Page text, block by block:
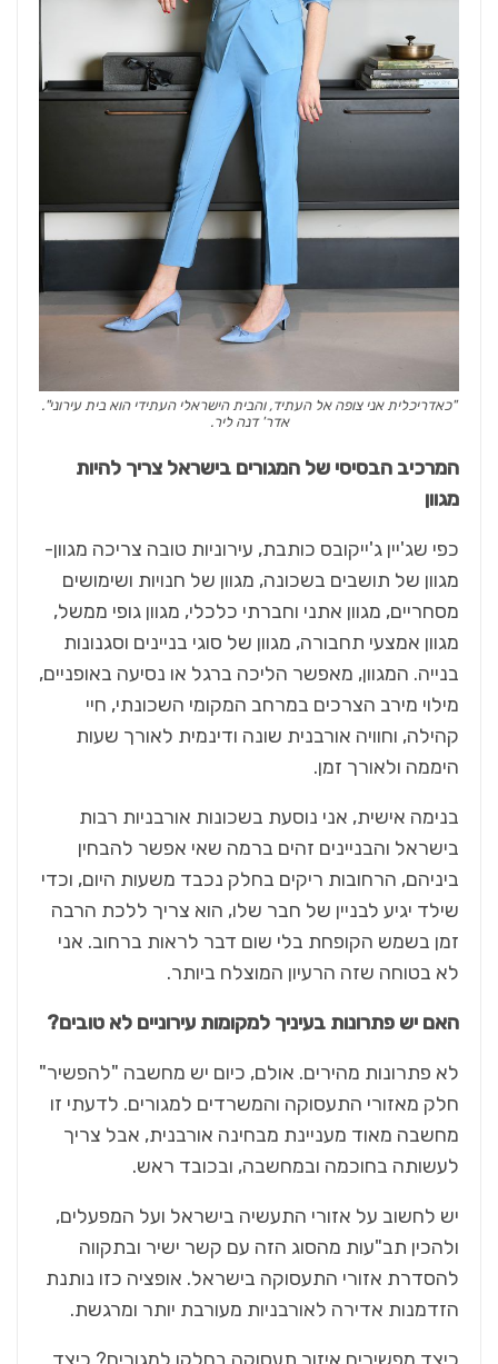
"כאדריכלית אני צופה אל העתיד, והבית הישראלי העתידי הוא בית עירוני".
אדר' דנה ליר.
המרכיב הבסיסי של המגורים בישראל צריך להיות
מגוון
כפי שג'יין ג'ייקובס כותבת, עירוניות טובה צריכה מגוון-
מגוון של תושבים בשכונה, מגוון של חנויות ושימושים
מסחריים, מגוון אתני וחברתי כלכלי, מגוון גופי ממשל,
מגוון אמצעי תחבורה, מגוון של סוגי בניינים וסגנונות
בנייה. המגוון, מאפשר הליכה ברגל או נסיעה באופניים,
מילוי מירב הצרכים במרחב המקומי השכונתי, חיי
קהילה, וחוויה אורבנית שונה ודינמית לאורך שעות
היממה ולאורך זמן.
בנימה אישית, אני נוסעת בשכונות אורבניות רבות
בישראל והבניינים זהים ברמה שאי אפשר להבחין
ביניהם, הרחובות ריקים בחלק נכבד משעות היום, וכדי
שילד יגיע לבניין של חבר שלו, הוא צריך ללכת הרבה
זמן בשמש הקופחת בלי שום דבר לראות ברחוב. אני
לא בטוחה שזה הרעיון המוצלח ביותר.
האם יש פתרונות בעיניך למקומות עירוניים לא טובים?
לא פתרונות מהירים. אולם, כיום יש מחשבה "להפשיר"
חלק מאזורי התעסוקה והמשרדים למגורים. לדעתי זו
מחשבה מאוד מעניינת מבחינה אורבנית, אבל צריך
לעשותה בחוכמה ובמחשבה, ובכובד ראש.
יש לחשוב על אזורי התעשיה בישראל ועל המפעלים,
ולהכין תב"עות מהסוג הזה עם קשר ישיר ובתקווה
להסדרת אזורי התעסוקה בישראל. אופציה כזו נותנת
הזדמנות אדירה לאורבניות מעורבת יותר ומרגשת.